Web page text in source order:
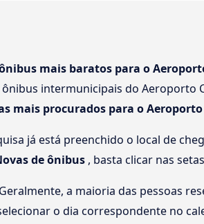
mais baratos para o
intermunicipais do Aeroporto
mais procurados para o Aeroporto
já está preenchido o local de
de ônibus , basta clicar nas
a maioria das pessoas
o dia correspondente no